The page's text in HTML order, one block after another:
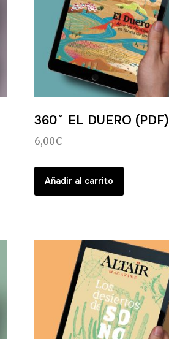
360˚ EL DUERO (PDF)
6,00€
Añadir al carrito